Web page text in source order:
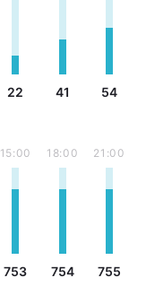
22 41 54
15:00
753
18:00
754
21:00
755